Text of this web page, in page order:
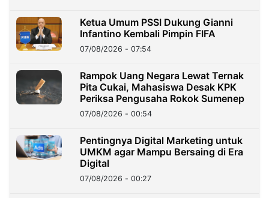
Ketua Umum PSSI Dukung Gianni
Infantino Kembali Pimpin FIFA
07/08/2026 - 07:54
Rampok Uang Negara Lewat Ternak
Pita Cukai, Mahasiswa Desak KPK
Periksa Pengusaha Rokok Sumenep
07/08/2026 - 00:54
Pentingnya Digital Marketing untuk
UMKM agar Mampu Bersaing di Era
Digital
07/08/2026 - 00:27